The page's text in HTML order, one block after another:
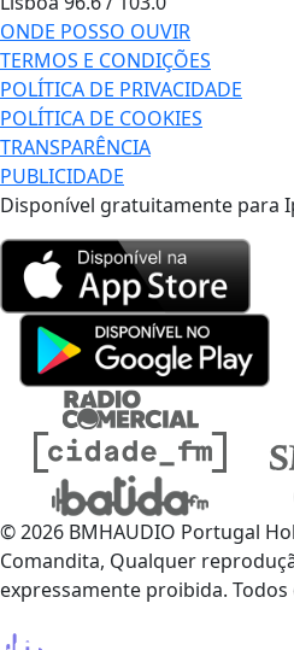
ONDE POSSO OUVIR
TERMOS E CONDIÇÕES
POLÍTICA DE PRIVACIDADE
POLÍTICA DE COOKIES
TRANSPARÊNCIA
PUBLICIDADE
Disponível gratuitamente para
© 2026 BMHAUDIO Portugal
Comandita, Qualquer
expressamente proibida.